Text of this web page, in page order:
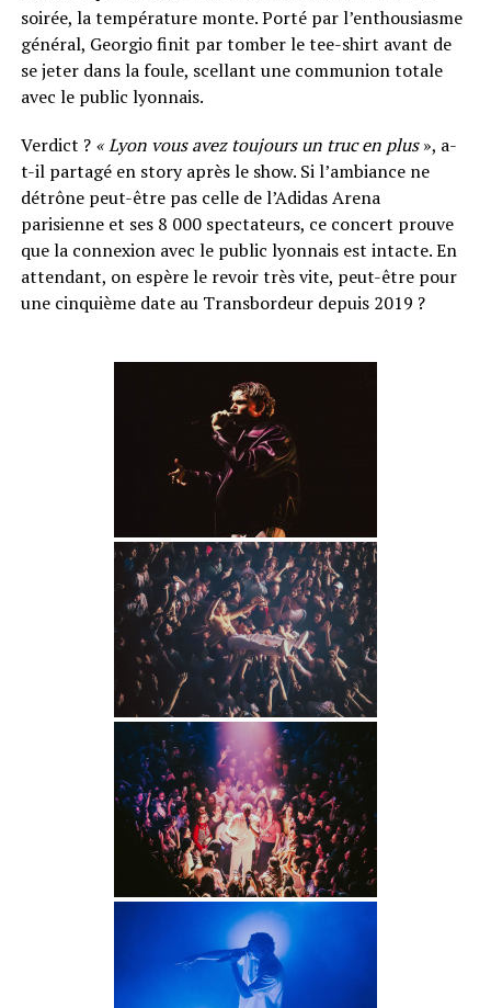
soirée, la température monte. Porté par l’enthousiasme
général, Georgio finit par tomber le tee-shirt avant de
se jeter dans la foule, scellant une communion totale
avec le public lyonnais.
Verdict ? « Lyon vous avez toujours un truc en plus», a-
t-il partagé en story après le show. Si l’ambiance ne
détrône peut-être pas celle de l’Adidas Arena
parisienne et ses 8 000 spectateurs, ce concert prouve
que la connexion avec le public lyonnais est intacte. En
attendant, on espère le revoir très vite, peut-être pour
une cinquième date au Transbordeur depuis 2019 ?